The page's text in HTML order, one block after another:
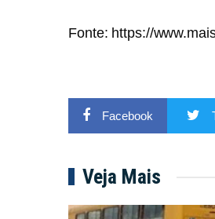
Fonte: https://
Facebook
Veja Mais